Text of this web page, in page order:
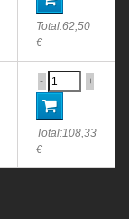
Total:62,50
€
- +
Total:108,33
€